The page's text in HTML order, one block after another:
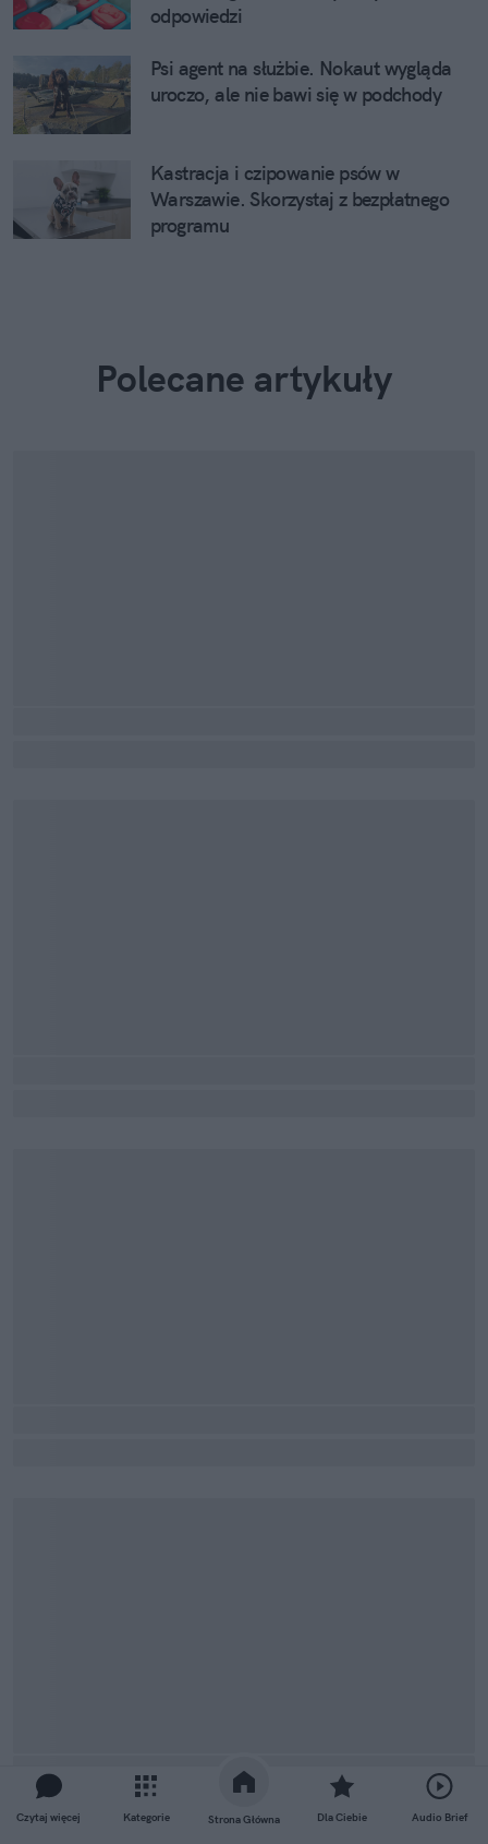
Czytaj więcej Kategorie Strona Główna Dla Ciebie Audio Brief
odpowiedzi
Psi agent na służbie. Nokaut wygląda
uroczo, ale nie bawi się w podchody
Kastracja i czipowanie psów w
Warszawie. Skorzystaj z bezpłatnego
programu
Polecane artykuły